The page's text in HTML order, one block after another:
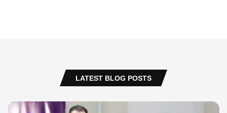
LATEST BLOG POSTS